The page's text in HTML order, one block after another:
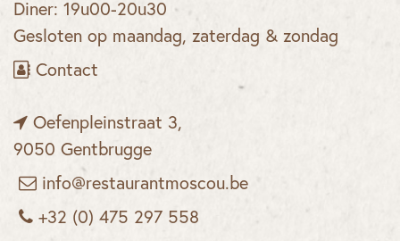
Diner: 19u00-20u30
Gesloten op maandag, zaterdag & zondag
Contact
Oefenpleinstraat 3,
9050 Gentbrugge
info@restaurantmoscou.be
+32 (0) 475 297 558